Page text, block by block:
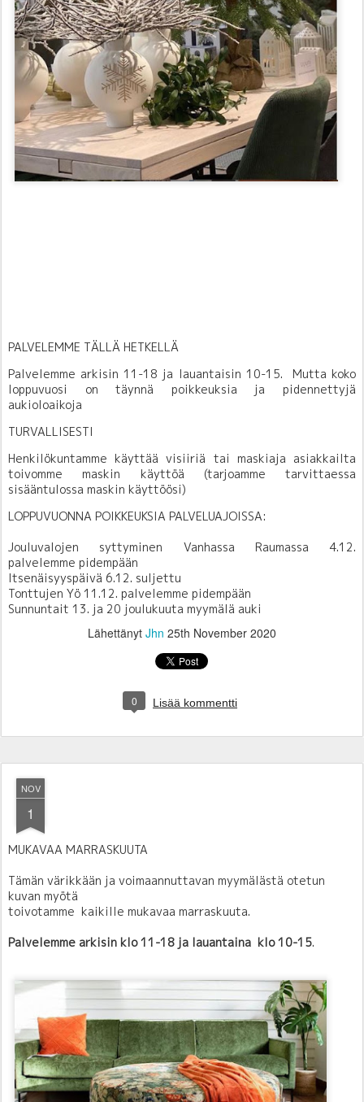
PALVELEMME TÄLLÄ HETKELLÄ
Palvelemme arkisin 11-18 ja lauantaisin 10-15. Mutta koko
loppuvuosi on täynnä poikkeuksia ja pidennettyjä
aukioloaikoja
TURVALLISESTI
Henkilökuntamme käyttää visiiriä tai maskiaja asiakkailta
toivomme maskin käyttöä (tarjoamme tarvittaessa
sisääntulossa maskin käyttöösi)
LOPPUVUONNA POIKKEUKSIA PALVELUAJOISSA:
Jouluvalojen syttyminen Vanhassa Raumassa 4.12.
palvelemme pidempään
Itsenäisyyspäivä 6.12. suljettu
Tonttujen Yö 11.12. palvelemme pidempään
Sunnuntait 13. ja 20 joulukuuta myymälä auki
Lähettänyt Jhn 25th November 2020
0 Lisää kommentti
NOV
1
MUKAVAA MARRASKUUTA
Tämän värikkään ja voimaannuttavan myymälästä otetun
kuvan myötä
toivotamme kaikille mukavaa marraskuuta.
Palvelemme arkisin klo 11-18 ja lauantaina klo 10-15.